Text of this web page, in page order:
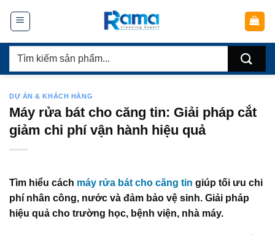
dung
Tìm
DỰ ÁN & KHÁCH HÀNG
Máy rửa bát cho căng tin: Giải pháp cắt
giảm chi phí vận hành hiệu quả
Tìm hiểu cách máy rửa bát cho căng tin giúp tối ưu chi
phí nhân công, nước và đảm bảo vệ sinh. Giải pháp
hiệu quả cho trường học, bệnh viện, nhà máy.